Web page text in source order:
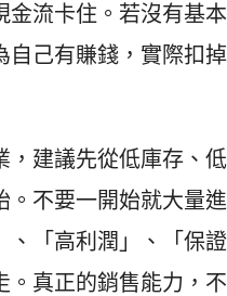
金流卡住。若沒有基
自己有賺錢，實際扣
，建議先從低庫存、低
。不要一開始就大量
、「高利潤」、「保證
。真正的銷售能力，